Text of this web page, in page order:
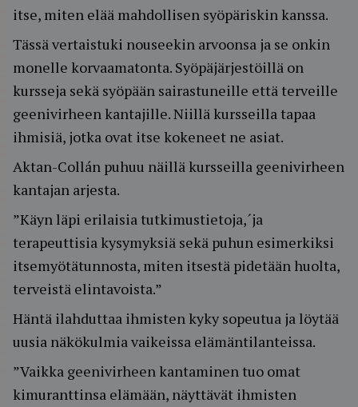
itse, miten elää mahdollisen syöpäriskin kanssa.
Tässä vertaistuki nouseekin arvoonsa ja se onkin
monelle korvaamatonta. Syöpäjärjestöillä on
kursseja sekä syöpään sairastuneille että terveille
geenivirheen kantajille. Niillä kursseilla tapaa
ihmisiä, jotka ovat itse kokeneet ne asiat.
Aktan-Collán puhuu näillä kursseilla geenivirheen
kantajan arjesta.
”Käyn läpi erilaisia tutkimustietoja,´ja
terapeuttisia kysymyksiä sekä puhun esimerkiksi
itsemyötätunnosta, miten itsestä pidetään huolta,
terveistä elintavoista.”
Häntä ilahduttaa ihmisten kyky sopeutua ja löytää
uusia näkökulmia vaikeissa elämäntilanteissa.
”Vaikka geenivirheen kantaminen tuo omat
kimuranttinsa elämään, näyttävät ihmisten